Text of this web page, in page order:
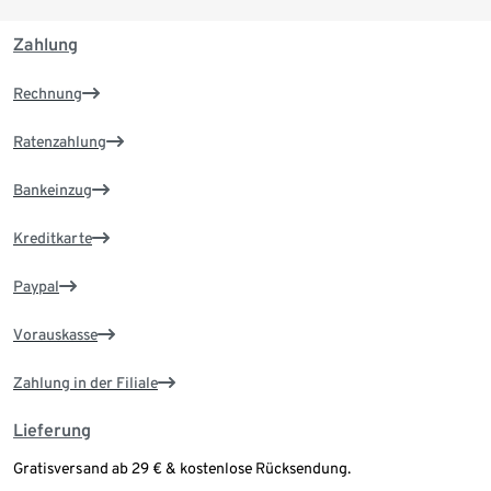
Zahlung
Rechnung
Ratenzahlung
Bankeinzug
Kreditkarte
Paypal
Vorauskasse
Zahlung in der Filiale
Lieferung
Gratisversand ab 29 € & kostenlose Rücksendung.